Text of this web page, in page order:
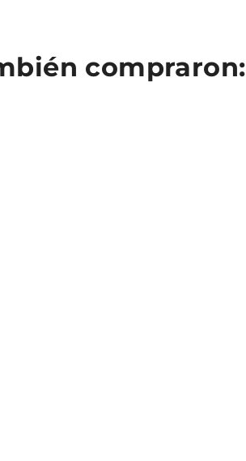
compraron: